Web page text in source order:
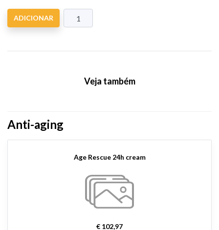
ADICIONAR
Veja também
Anti-aging
Age Rescue 24h cream
€ 102,97